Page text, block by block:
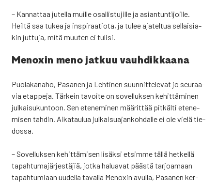
– Kan­nat­taa jutel­la muil­le osal­lis­tu­jil­le ja asian­tun­ti­joil­le.
Heil­tä saa tukea ja ins­pi­raa­tio­ta, ja tulee aja­tel­tua sel­lai­sia­
kin jut­tu­ja, mitä muu­ten ei tuli­si.
Menoxin meno jat­kuu vauh­dik­kaa­na
Puo­la­ka­na­ho, Pasa­nen ja Leh­ti­nen suun­nit­te­le­vat jo seu­raa­
via etap­pe­ja. Tär­kein tavoi­te on sovel­luk­sen kehit­tä­mi­nen
jul­kai­su­kun­toon. Sen ete­ne­mi­nen mää­rit­tää pit­käl­ti ete­ne­
mi­sen tah­din. Aika­tau­lua jul­kai­sua­jan­koh­dal­le ei ole vie­lä tie­
dos­sa.
– Sovel­luk­sen kehit­tä­mi­sen lisäk­si etsim­me täl­lä het­kel­lä
tapah­tu­ma­jär­jes­tä­jiä, jot­ka halua­vat pääs­tä tar­joa­maan
tapah­tu­mi­aan uudel­la taval­la Menoxin avul­la, Pasa­nen ker­